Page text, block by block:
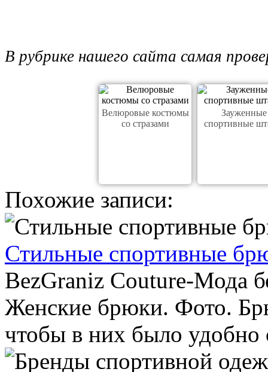
В рубрике нашего сайта самая
Велюровые костюмы
со стразами
Зауженные
спортивные
Похожие записи:
Стильные спортивные
BezGraniz Couture-Мода
Женские брюки. Фото.
чтобы в них было удобно